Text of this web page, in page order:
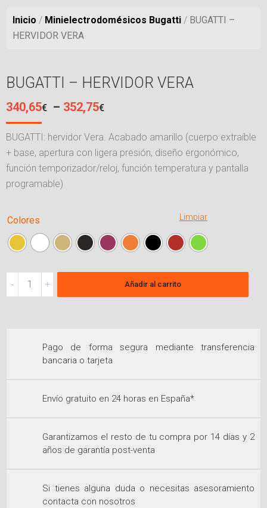
Estás aquí:
Inicio / Minielectrodomésicos Bugatti / BUGATTI –
HERVIDOR VERA
BUGATTI – HERVIDOR VERA
340,65€ – 352,75€
BUGATTI: hervidor Vera. Acabado amarillo (cuerpo extraíble
+ base, apertura con ligera presión, diseño ergonómico,
función temporizador/reloj, función temperatura y pantalla
programable)
Colores Limpiar
BUGATTI
-
Añadir al carrito
Pago de forma segura mediante transferencia
bancaria o tarjeta
Envío gratuito en 24 horas en España*
Garantizamos el resto de tu compra por 14 días y 2
años de garantía post-venta
Si tienes alguna duda o necesitas asesoramiento
contacta con nosotros